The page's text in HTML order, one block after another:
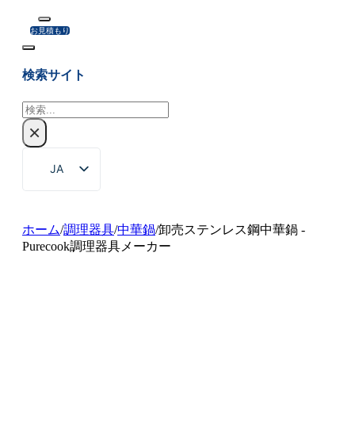
お見積もり
検索サイト
検
索×
JA
EN
ZH
FR
ホーム/調理器具/中華鍋/卸売ステンレス鋼中華鍋 -
Purecook調理器具メーカー